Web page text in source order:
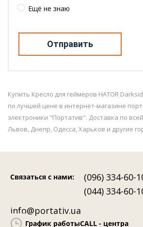
Ещё не знаю
Отправить
Купить Кресло для геймеров HATOR
по лучшей цене в интернет-магазине
электроники "Портатив". Доставка по
Львов, Днепр, Одесса, Харьков и другие
Связаться с нами:
(096) 334-60-
(044) 334-60-
info@portativ.ua
График работыCALL - центра